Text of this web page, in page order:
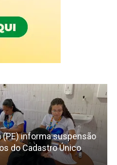
informa suspensão
do Cadastro Único